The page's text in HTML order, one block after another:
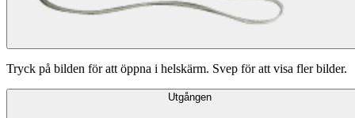
Tryck på bilden för att öppna i helskärm. Svep för att visa fler bilder.
Utgången